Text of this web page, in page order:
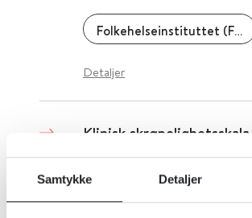
Samtykke Detaljer
Folkehelseinstituttet (FHI)
Detaljer
Klinisk skrøpelighetsskala -
Sammenheng mellom
målt med klinisk
og behov for helse- og